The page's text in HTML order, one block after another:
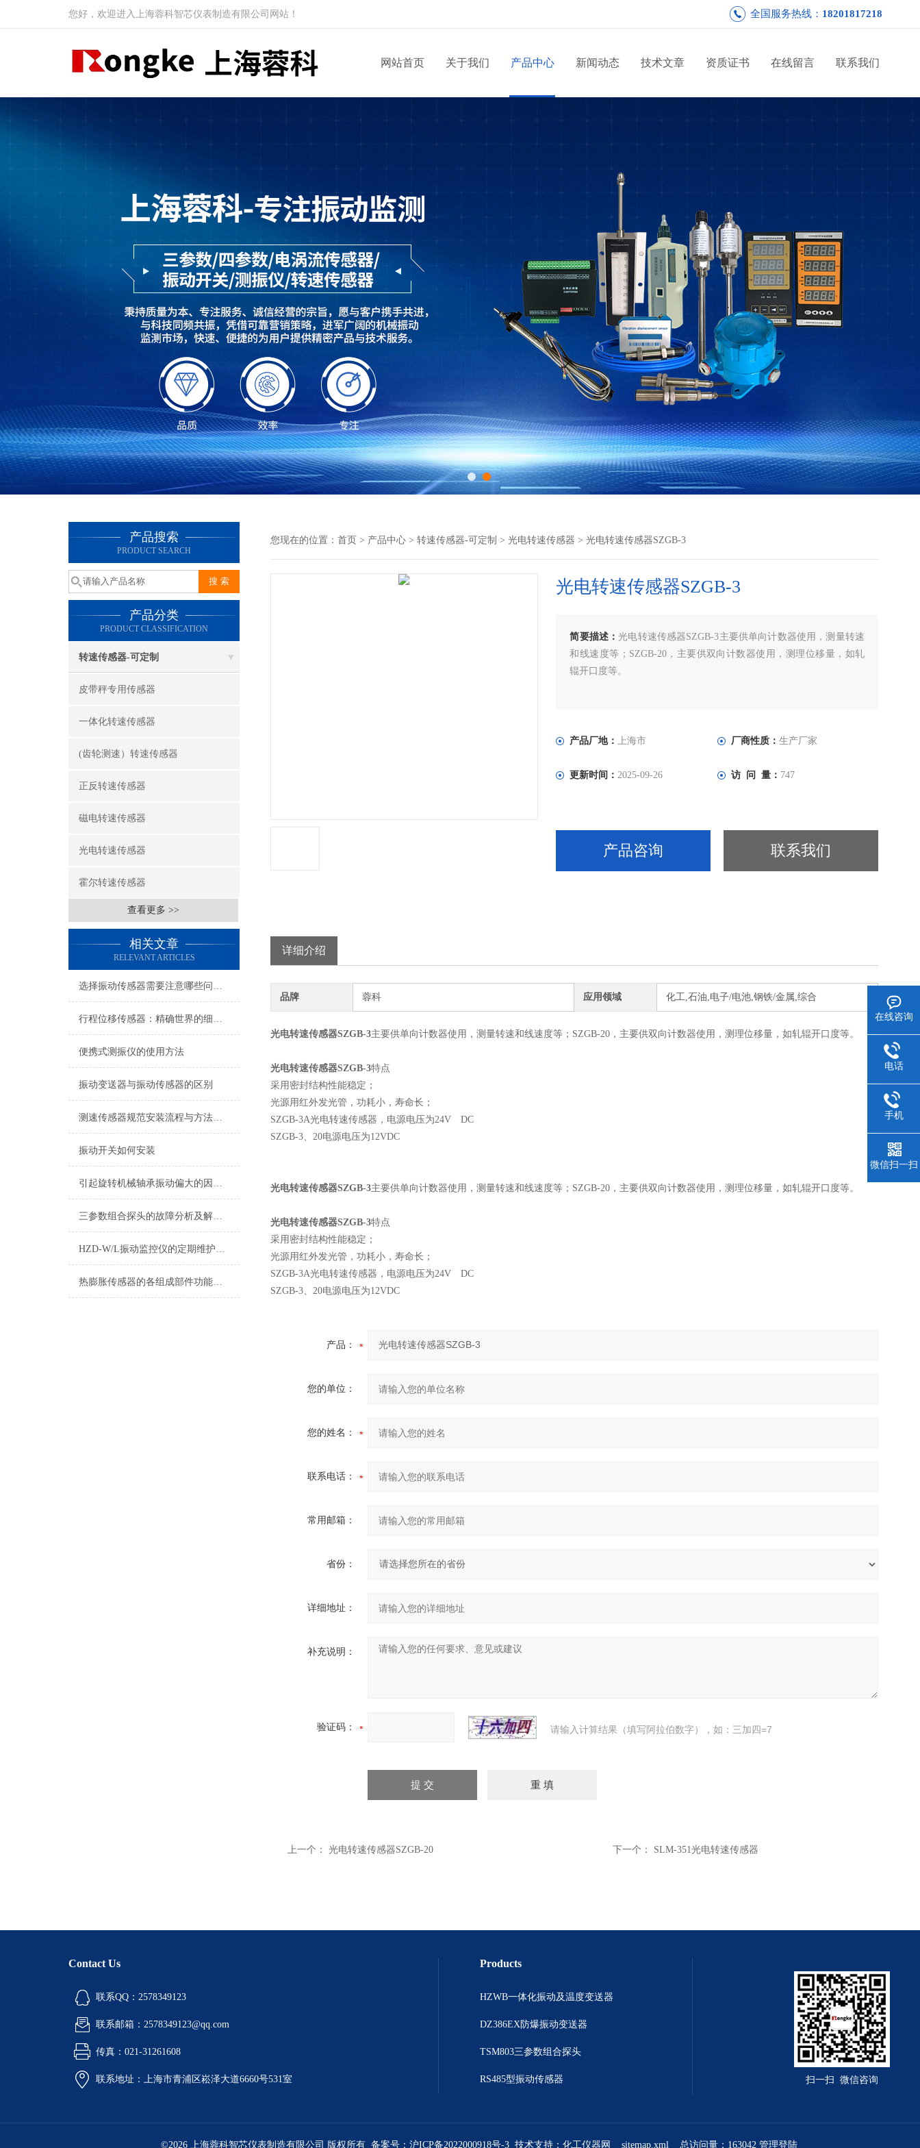
您好，欢迎进入上海蓉科智芯仪表制造有限公司网站！ 全国服务热线： 18201817218
网站首页 关于我们 产品中心 新闻动态 技术文章 资质证书 在线留言 联系我们
产品搜索
PRODUCT SEARCH
产品分类
PRODUCT CLASSIFICATION
转速传感器-可定制
皮带秤专用传感器
一体化转速传感器
(齿轮测速）转速传感器
正反转速传感器
磁电转速传感器
光电转速传感器
霍尔转速传感器
查看更多 >>
相关文章
RELEVANT ARTICLES
选择振动传感器需要注意哪些问题？
行程位移传感器：精确世界的细微触探者
便携式测振仪的使用方法
振动变送器与振动传感器的区别
测速传感器规范安装流程与方法详解
振动开关如何安装
引起旋转机械轴承振动偏大的因素有哪些？
三参数组合探头的故障分析及解决方法
HZD-W/L振动监控仪的定期维护保养制度介绍
热膨胀传感器的各组成部件功能特点分享
您现在的位置： 首页 > 产品中心 > 转速传感器-可定制 > 光电转速传感器 > 光电转速传感器SZGB-3
光电转速传感器SZGB-3
简要描述：光电转速传感器SZGB-3主要供单向计数器使用，测量转速
和线速度等；SZGB-20，主要供双向计数器使用，测理位移量，如轧
辊开口度等。
产品厂地：上海市 厂商性质： 生产厂家
更新时间：2025-09-26 访 问 量： 747
产品咨询 联系我们
详细介绍
品牌 蓉科 应用领域 化工,石油,电子/电池,钢铁/金属,综合
光电转速传感器SZGB-3主要供单向计数器使用，测量转速和线速度等；SZGB-20，主要供双向计数器使用，测理位移量，如轧辊开口度等。
光电转速传感器SZGB-3特点
采用密封结构性能稳定；
光源用红外发光管，功耗小，寿命长；
SZGB-3A光电转速传感器，电源电压为24V DC
SZGB-3、20电源电压为12VDC
光电转速传感器SZGB-3主要供单向计数器使用，测量转速和线速度等；SZGB-20，主要供双向计数器使用，测理位移量，如轧辊开口度等。
光电转速传感器SZGB-3特点
采用密封结构性能稳定；
光源用红外发光管，功耗小，寿命长；
SZGB-3A光电转速传感器，电源电压为24V DC
SZGB-3、20电源电压为12VDC
产品：
您的单位：
您的姓名：
联系电话：
常用邮箱：
省份：
详细地址：
补充说明：
验证码： 请输入计算结果（填写阿拉伯数字），如：三加四=7
上一个： 光电转速传感器SZGB-20 下一个： SLM-351光电转速传感器
Contact Us
联系QQ：2578349123
联系邮箱：2578349123@qq.com
传真：021-31261608
联系地址：上海市青浦区崧泽大道6660号531室
Products
HZWB一体化振动及温度变送器
DZ386EX防爆振动变送器
TSM803三参数组合探头
RS485型振动传感器 扫一扫 微信咨询
©2026 上海蓉科智芯仪表制造有限公司 版权所有 备案号： 沪ICP备2022000918号-3 技术支持： 化工仪器网 sitemap.xml 总访问量：163042 管理登陆
在线咨询
电话
手机
微信扫一扫